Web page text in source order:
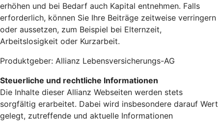
erhöhen und bei Bedarf auch Kapital entnehmen. Falls
erforderlich, können Sie Ihre Beiträge zeitweise verringern
oder aussetzen, zum Beispiel bei Elternzeit,
Arbeitslosigkeit oder Kurzarbeit.
Produktgeber: Allianz Lebensversicherungs-AG
Steuerliche und rechtliche Informationen
Die Inhalte dieser Allianz Webseiten werden stets
sorgfältig erarbeitet. Dabei wird insbesondere darauf Wert
gelegt, zutreffende und aktuelle Informationen